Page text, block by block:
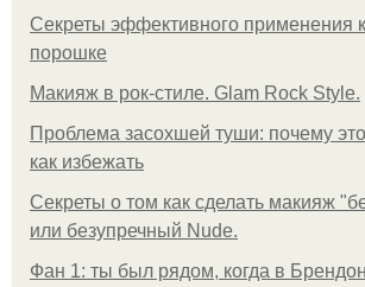
Секреты эффективного применения
порошке
Макияж в рок-стиле. Glam Rock Style.
Проблема засохшей туши: почему
как избежать
Секреты о том как сделать макияж
или безупречный Nude.
Фан 1: ты был рядом, когда в